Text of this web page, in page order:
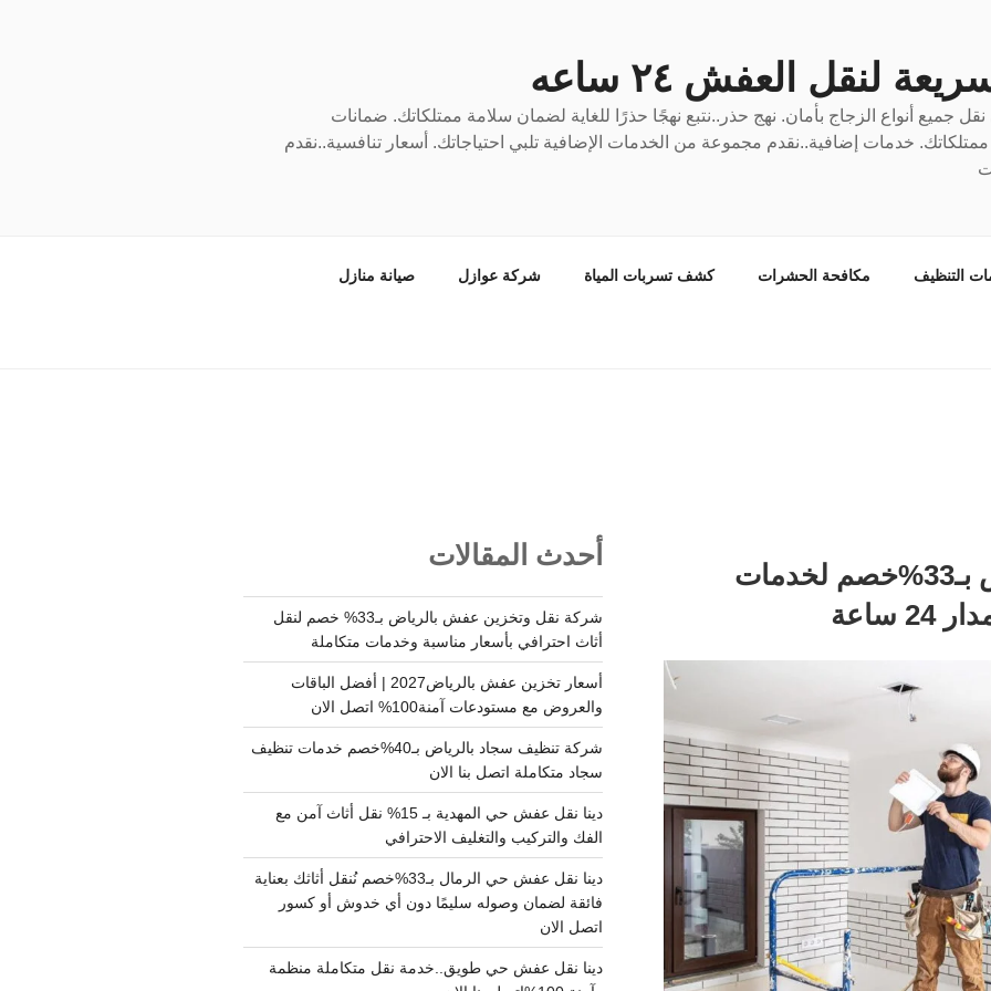
لنقل العفش ٢٤ ساعه
جميع أنواع الزجاج بأمان. نهج حذر..نتبع نهجًا حذرًا للغاية لضمان سلامة ممتلكاتك. ضمانات
خدمات إضافية..نقدم مجموعة من الخدمات الإضافية تلبي احتياجاتك. أسعار تنافسية..نقدم
التنظيف مكافحة الحشرات كشف تسربات المياة شركة عوازل صيانة منازل
كهربائي منازل بالرياض بـ33%خصم لخدمات
ساعة
أحدث المقالات
شركة نقل وتخزين عفش بالرياض بـ33% خصم لنقل
أثاث احترافي بأسعار مناسبة وخدمات متكاملة
أسعار تخزين عفش بالرياض2027 | أفضل الباقات
والعروض مع مستودعات آمنة100% اتصل الان
شركة تنظيف سجاد بالرياض بـ40%خصم خدمات تنظيف
سجاد متكاملة اتصل بنا الان
دينا نقل عفش حي المهدية بـ 15% نقل أثاث آمن مع
الفك والتركيب والتغليف الاحترافي
دينا نقل عفش حي الرمال بـ33%خصم نُنقل أثاثك بعناية
فائقة لضمان وصوله سليمًا دون أي خدوش أو كسور
اتصل الان
دينا نقل عفش حي طويق..خدمة نقل متكاملة منظمة